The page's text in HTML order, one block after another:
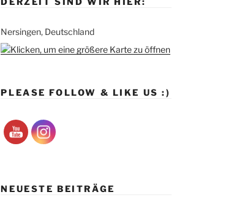
Nersingen, Deutschland
PLEASE FOLLOW & LIKE US :)
NEUESTE BEITRÄGE